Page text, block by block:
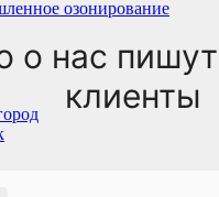
озонирование
о нас
клиенты